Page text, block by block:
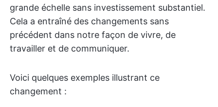
grande échelle sans investissement substantiel.
Cela a entraîné des changements sans
précédent dans notre façon de vivre, de
travailler et de communiquer.
Voici quelques exemples illustrant ce
changement :